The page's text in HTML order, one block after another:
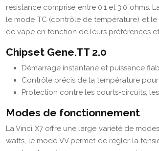
résistance comprise entre 0.1 et 3.0 ohms.
le mode TC (contrôle de température) et
de vape en fonction de leurs préférences
Chipset Gene.TT 2.0
Démarrage instantané et puissance
Contrôle précis de la température
Protection contre les courts-circuits,
Modes de fonctionnement
La Vinci X7 offre une large variété de
watts, le mode VV permet de régler la